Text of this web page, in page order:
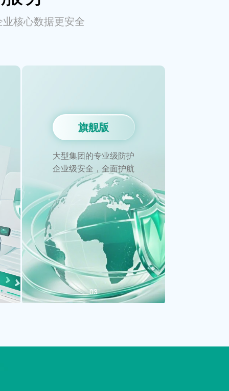
核心数据更安全
旗舰版
大型集团的专业级防护
企业级安全，全面护航
03